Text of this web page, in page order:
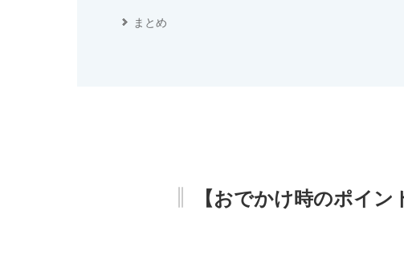
まとめ
【おでかけ時のポイン